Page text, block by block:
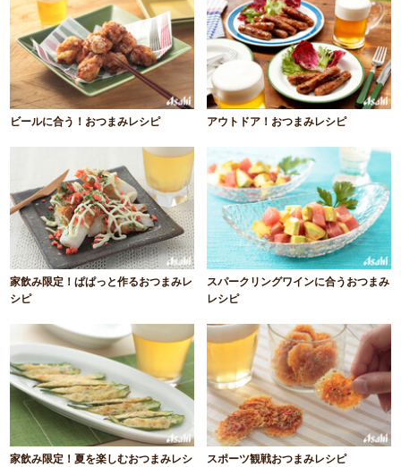
ビールに合う！おつまみレシピ アウトドア！おつまみレシピ
家飲み限定！ぱぱっと作るおつまみレ
シピ
スパークリングワインに合うおつまみ
レシピ
家飲み限定！夏を楽しむおつまみレシ
スポーツ観戦おつまみレシピ